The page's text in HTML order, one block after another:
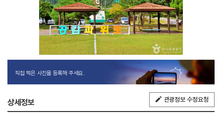
직접 찍은 사진을 등록해 주세요.
상세정보 관광정보 수정요청